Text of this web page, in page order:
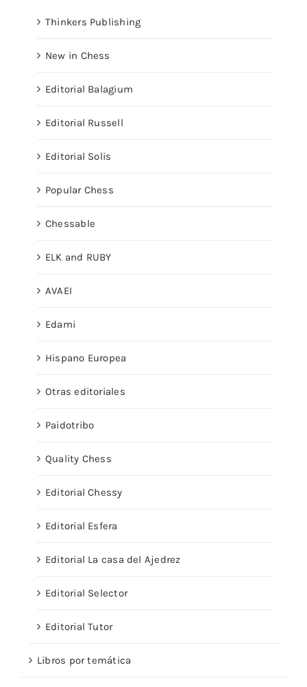
Thinkers Publishing
New in Chess
Editorial Balagium
Editorial Russell
Editorial Solis
Popular Chess
Chessable
ELK and RUBY
AVAEI
Edami
Hispano Europea
Otras editoriales
Paidotribo
Quality Chess
Editorial Chessy
Editorial Esfera
Editorial La casa del Ajedrez
Editorial Selector
Editorial Tutor
Libros por temática